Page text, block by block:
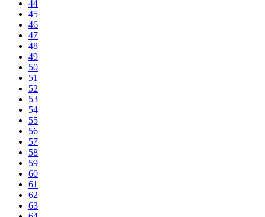
44
45
46
47
48
49
50
51
52
53
54
55
56
57
58
59
60
61
62
63